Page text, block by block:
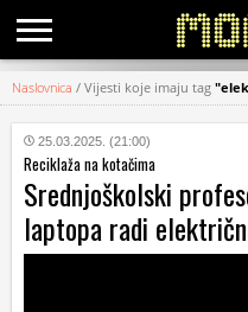
KATEGORIJE
HRVATSKI
WEB
Naslovnica / Vijesti koje imaju tag
25.03.2025. (21:00)
Reciklaža na kotačima
Srednjoškolski
laptopa radi